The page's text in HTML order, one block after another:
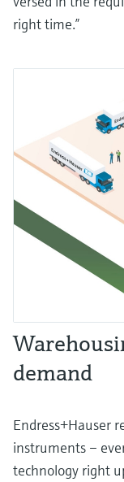
right time.”
demand
Endress+Hauser
instruments –
technology right